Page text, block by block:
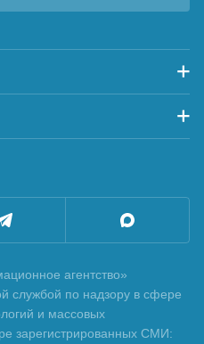
агентство»
службой по надзору в сфере
и массовых
зарегистрированных СМИ: